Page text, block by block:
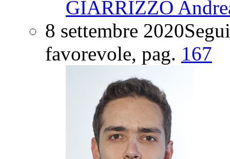
GIARRIZZO
8 settembre 2020
favorevole, pag. 167